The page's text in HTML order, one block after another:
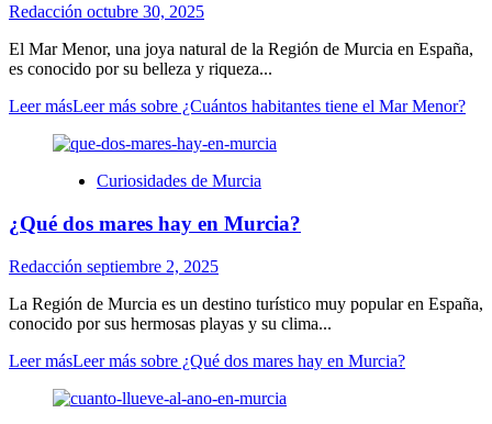
Redacción octubre 30, 2025
El Mar Menor, una joya natural de la Región de Murcia en España,
es conocido por su belleza y riqueza...
Leer másLeer más sobre ¿Cuántos habitantes tiene el Mar Menor?
Curiosidades de Murcia
¿Qué dos mares hay en Murcia?
Redacción septiembre 2, 2025
La Región de Murcia es un destino turístico muy popular en España,
conocido por sus hermosas playas y su clima...
Leer másLeer más sobre ¿Qué dos mares hay en Murcia?